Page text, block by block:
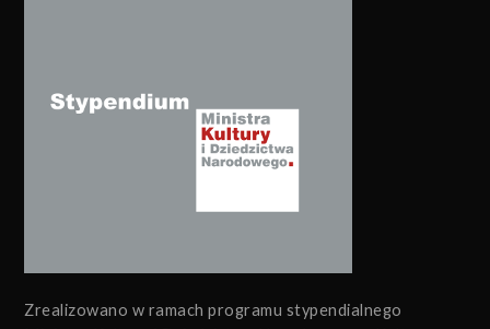
Zrealizowano w ramach programu stypendialnego